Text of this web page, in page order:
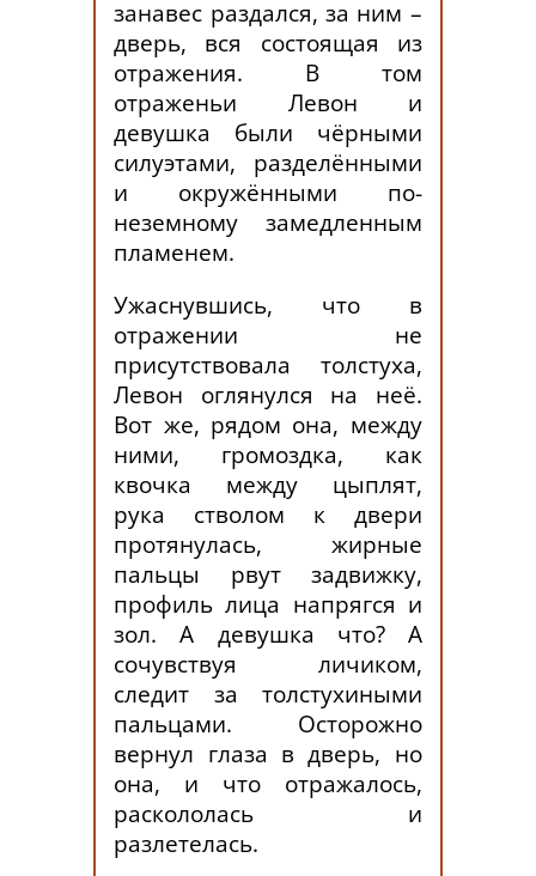
занавес раздался, за ним –
дверь, вся состоящая из
отражения. В том
отраженьи Левон и
девушка были чёрными
силуэтами, разделёнными
и окружёнными по-
неземному замедленным
пламенем.
Ужаснувшись, что в
отражении не
присутствовала толстуха,
Левон оглянулся на неё.
Вот же, рядом она, между
ними, громоздка, как
квочка между цыплят,
рука стволом к двери
протянулась, жирные
пальцы рвут задвижку,
профиль лица напрягся и
зол. А девушка что? А
сочувствуя личиком,
следит за толстухиными
пальцами. Осторожно
вернул глаза в дверь, но
она, и что отражалось,
раскололась и
разлетелась.